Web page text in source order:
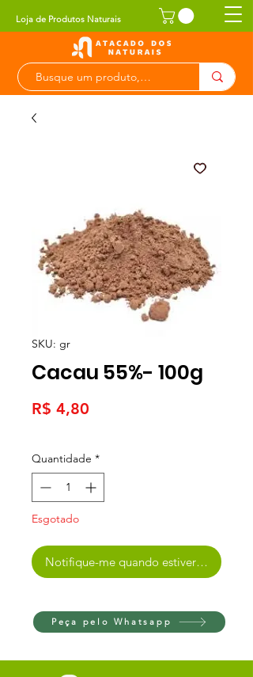
Loja de Produtos Naturais
SKU: gr
Cacau 55%- 100g
R$ 4,80
Quantidade *
Esgotado
Notifique-me quando estiver disponível
Peça pelo Whatsapp